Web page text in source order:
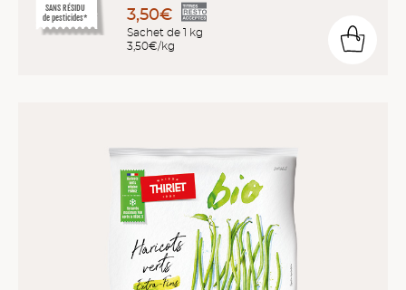
SANS RÉSIDU
de pesticides* 3,50€
Sachet de 1 kg
3,50€/kg